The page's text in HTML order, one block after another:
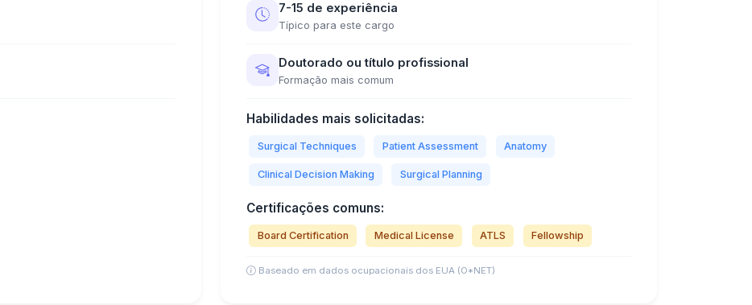
7-15 de experiência
Típico para este cargo
Doutorado ou título profissional
Formação mais comum
Habilidades mais solicitadas:
Surgical Techniques Patient Assessment Anatomy
Clinical Decision Making Surgical Planning
Certificações comuns:
Board Certification Medical License ATLS Fellowship
Baseado em dados ocupacionais dos EUA (O*NET)